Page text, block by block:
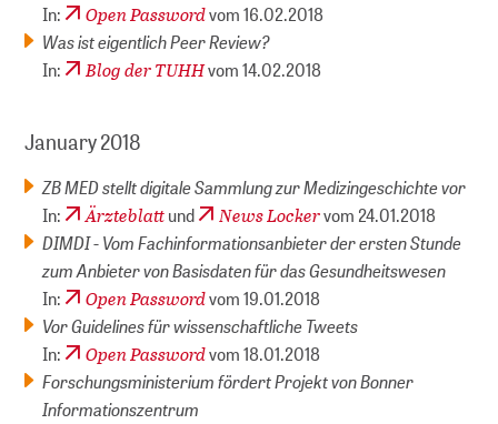
In: Open Passwordvom 16.02.2018
Was ist eigentlich Peer Review?
In: Blog der TUHHvom 14.02.2018
January 2018
ZB MED stellt digitale Sammlung zur Medizingeschichte vor
In: Ärzteblattund News Lockervom 24.01.2018
DIMDI - Vom Fachinformationsanbieter der ersten Stunde
zum Anbieter von Basisdaten für das Gesundheitswesen
In: Open Passwordvom 19.01.2018
Vor Guidelines für wissenschaftliche Tweets
In: Open Passwordvom 18.01.2018
Forschungsministerium fördert Projekt von Bonner
Informationszentrum